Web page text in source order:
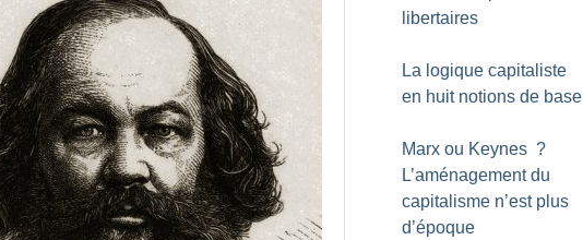
libertaires
La logique capitaliste
en huit notions de base
Marx ou Keynes ?
L’aménagement du
capitalisme n’est plus
d’époque